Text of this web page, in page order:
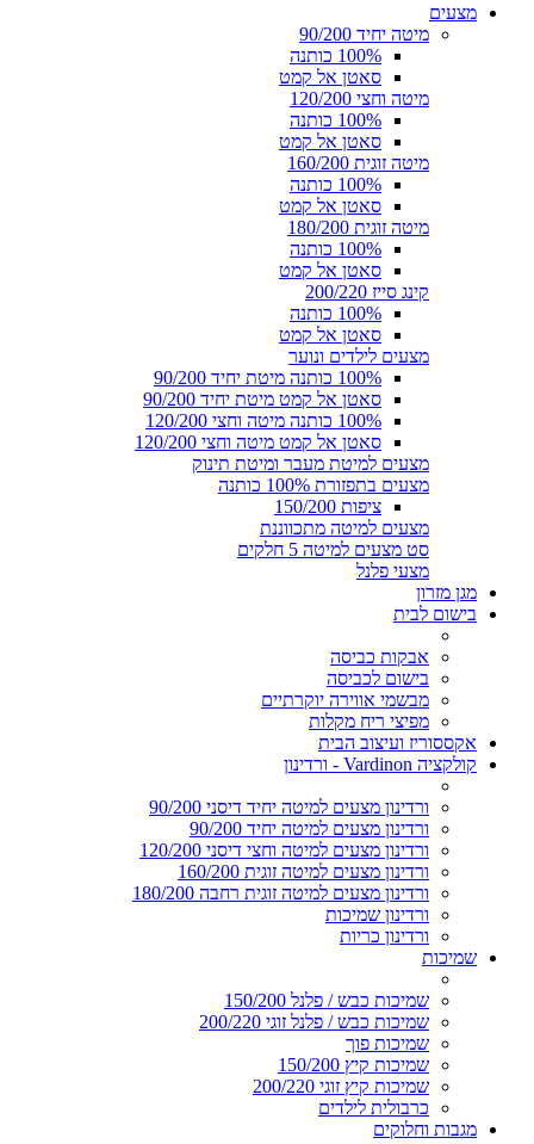
מצעים
מיטה יחיד 90/200
100% כותנה
סאטן אל קמט
מיטה וחצי 120/200
100% כותנה
סאטן אל קמט
מיטה זוגית 160/200
100% כותנה
סאטן אל קמט
מיטה זוגית 180/200
100% כותנה
סאטן אל קמט
קינג סייז 200/220
100% כותנה
סאטן אל קמט
מצעים לילדים ונוער
100% כותנה מיטת יחיד 90/200
סאטן אל קמט מיטת יחיד 90/200
100% כותנה מיטה וחצי 120/200
סאטן אל קמט מיטה וחצי 120/200
מצעים למיטת מעבר ומיטת תינוק
מצעים בתפזורת 100% כותנה
ציפות 150/200
מצעים למיטה מתכווננת
סט מצעים למיטה 5 חלקים
מצעי פלנל
מגן מזרון
בישום לבית
אבקות כביסה
בישום לכביסה
מבשמי אווירה יוקרתיים
מפיצי ריח מקלות
אקססוריז ועיצוב הבית
קולקציה Vardinon - ורדינון
ורדינון מצעים למיטה יחיד דיסני 90/200
ורדינון מצעים למיטה יחיד 90/200
ורדינון מצעים למיטה וחצי דיסני 120/200
ורדינון מצעים למיטה זוגית 160/200
ורדינון מצעים למיטה זוגית רחבה 180/200
ורדינון שמיכות
ורדינון כריות
שמיכות
שמיכות כבש / פלנל 150/200
שמיכות כבש / פלנל זוגי 200/220
שמיכות פוך
שמיכות קיץ 150/200
שמיכות קיץ זוגי 200/220
כרבולית לילדים
מגבות וחלוקים